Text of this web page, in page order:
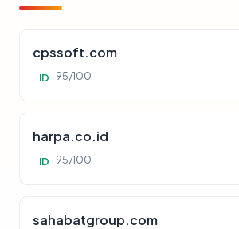
cpssoft.com
ID 95/100
harpa.co.id
ID 95/100
sahabatgroup.com